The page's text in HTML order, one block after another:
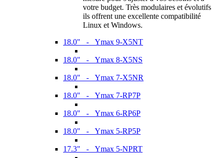
votre budget. Très modulaires et évolutifs
ils offrent une excellente compatibilité
Linux et Windows.
18.0" - Ymax 9-X5NT
18.0" - Ymax 8-X5NS
18.0" - Ymax 7-X5NR
18.0" - Ymax 7-RP7P
18.0" - Ymax 6-RP6P
18.0" - Ymax 5-RP5P
17.3" - Ymax 5-NPRT